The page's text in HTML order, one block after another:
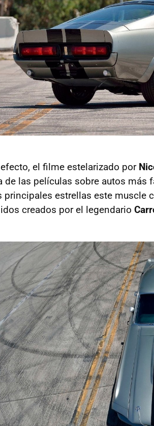
el filme estelarizado por
de las películas sobre autos más
principales estrellas este muscle
creados por el legendario